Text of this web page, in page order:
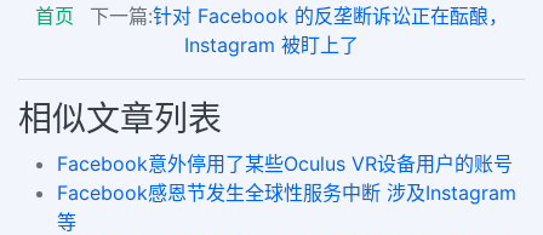
首页
下一篇:针对 Facebook 的反垄断诉讼正在酝酿，
Instagram 被盯上了
相似文章列表
Facebook意外停用了某些Oculus VR设备用户的账号
Facebook感恩节发生全球性服务中断 涉及Instagram
等